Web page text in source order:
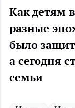
Как детям
разные
было
а сегодня
семьи